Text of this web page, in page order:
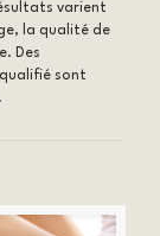
varient
la qualité de
Des
sont